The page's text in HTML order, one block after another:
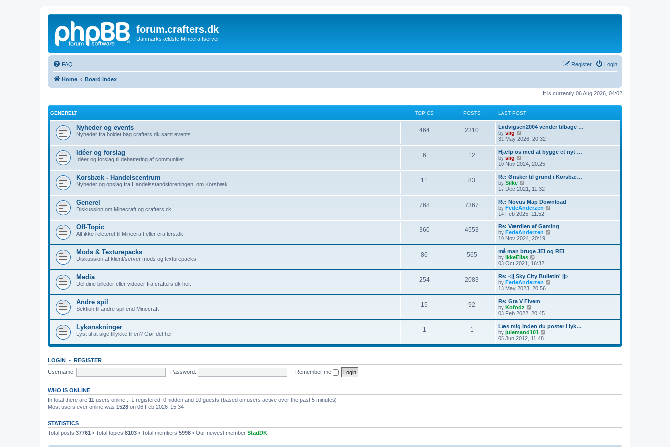
forum.crafters.dk
Danmarks ældste Minecraftserver
FAQ Login
Register
Home Board index
It is currently 06 Aug 2026, 04:02
GENERELT TOPICS POSTS LAST POST
Nyheder og events
Nyheder fra holdet bag crafters.dk samt events.
464 2310
Ludvigsen2004 vender tilbage …
by siig
i
e
w
h
a
t
e
t
p
o
s
t
31 May 2026, 20:32
Idéer og forslag
Idéer og forslag til debattering af communitiet
6 12
Hjælp os med at bygge et nyt …
by siig
i
e
w
t
h
a
t
e
t
p
o
s
t
10 Nov 2024, 20:25
Korsbæk - Handelscentrum
Nyheder og opslag fra Handelsstandsforeningen, om Korsbæk.
11 83
Re: Ønsker til grund i Korsbæ…
by Silke
i
e
w
t
h
a
t
e
t
p
o
s
t
17 Dec 2021, 11:32
Generel
Diskussion om Minecraft og crafters.dk
768 7367
Re: Novus Map Download
by FedeAnderzen
e
w
a
t
s
14 Feb 2025, 11:52
Off-Topic
Alt ikke releteret til Minecraft eller crafters.dk.
360 4553
Re: Værdien af Gaming
by FedeAnderzen
e
w
t
a
s
t
10 Nov 2024, 20:19
Mods & Texturepacks
Diskussion af klient/server mods og texturepacks.
86 565
må man bruge JEI og REI
by IkkeElias
i
e
w
t
h
a
t
e
t
p
o
s
03 Oct 2021, 16:32
Media
Del dine billeder eller videoer fra crafters.dk her.
254 2083
Re: <|| Sky City Bulletin' ||>
by FedeAnderzen
e
a
s
o
13 May 2023, 20:56
Andre spil
Sektion til andre spil end Minecraft
15 92
Re: Gta V Fivem
by Kofodz
i
e
w
t
h
l
e
s
03 Feb 2022, 20:45
Lykønskninger
Lyst til at sige tillykke til en? Gør det her!
1 1
Læs mig inden du poster i lyk…
by julemand101
e
t
05 Jun 2012, 11:48
LOGIN • REGISTER
Username:
Password: | Remember me
WHO IS ONLINE
In total there are 11 users online :: 1 registered, 0 hidden and 10 guests (based on users active over the past 5 minutes)
Most users ever online was 1528 on 06 Feb 2026, 15:34
STATISTICS
Total posts 37761 • Total topics 8103 • Total members 5998 • Our newest member StadDK